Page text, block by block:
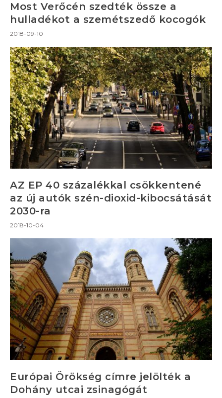
Most Verőcén szedték össze a
hulladékot a szemétszedő kocogók
2018-09-10
AZ EP 40 százalékkal csökkentené
az új autók szén-dioxid-kibocsátását
2030-ra
2018-10-04
Európai Örökség címre jelölték a
Dohány utcai zsinagógát